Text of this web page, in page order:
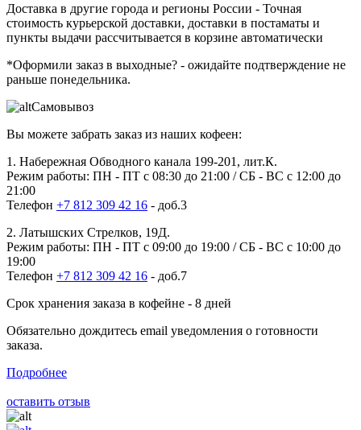
Доставка в другие города и регионы России - Точная
стоимость курьерской доставки, доставки в постаматы и
пункты выдачи рассчитывается в корзине автоматически
*Оформили заказ в выходные? - ожидайте подтверждение не
раньше понедельника.
Самовывоз
Вы можете забрать заказ из наших кофеен:
1. Набережная Обводного канала 199-201, лит.К.
Режим работы: ПН - ПТ с 08:30 до 21:00 / СБ - ВС с 12:00 до
21:00
Телефон +7 812 309 42 16 - доб.3
2. Латышских Стрелков, 19Д.
Режим работы: ПН - ПТ с 09:00 до 19:00 / СБ - ВС с 10:00 до
19:00
Телефон +7 812 309 42 16 - доб.7
Срок хранения заказа в кофейне - 8 дней
Обязательно дождитесь email уведомления о готовности
заказа.
Подробнее
оставить отзыв